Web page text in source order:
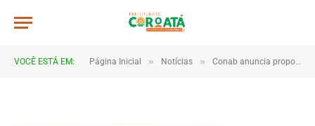
VOCÊ ESTÁ EM: Página Inicial » Notícias » Conab anuncia propostas do PAA aprovadas para grupos rurais de Coroatá
a0011